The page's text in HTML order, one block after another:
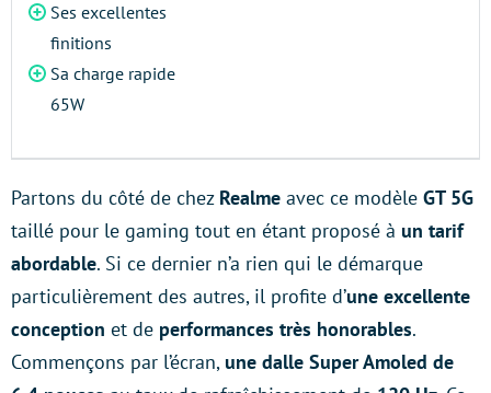
Ses excellentes
finitions
Sa charge rapide
65W
Partons du côté de chez Realme avec ce modèle GT 5G
taillé pour le gaming tout en étant proposé à un tarif
abordable. Si ce dernier n’a rien qui le démarque
particulièrement des autres, il profite d’une excellente
conception et de performances très honorables.
Commençons par l’écran, une dalle Super Amoled de